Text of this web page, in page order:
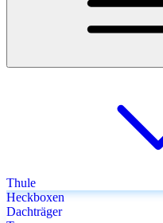
Thule
Heckboxen
Dachträger